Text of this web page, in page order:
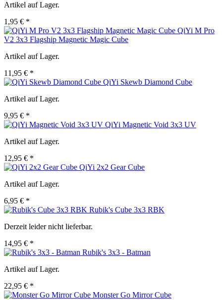
Artikel auf Lager.
1,95 € *
QiYi M Pro
V2 3x3 Flagship Magnetic Magic Cube
Artikel auf Lager.
11,95 € *
QiYi Skewb Diamond Cube
Artikel auf Lager.
9,95 € *
QiYi Magnetic Void 3x3 UV
Artikel auf Lager.
12,95 € *
QiYi 2x2 Gear Cube
Artikel auf Lager.
6,95 € *
Rubik's Cube 3x3 RBK
Derzeit leider nicht lieferbar.
14,95 € *
Rubik's 3x3 - Batman
Artikel auf Lager.
22,95 € *
Monster Go Mirror Cube